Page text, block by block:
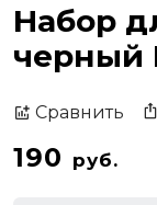
Набор
черный
Сравнить
190 руб.